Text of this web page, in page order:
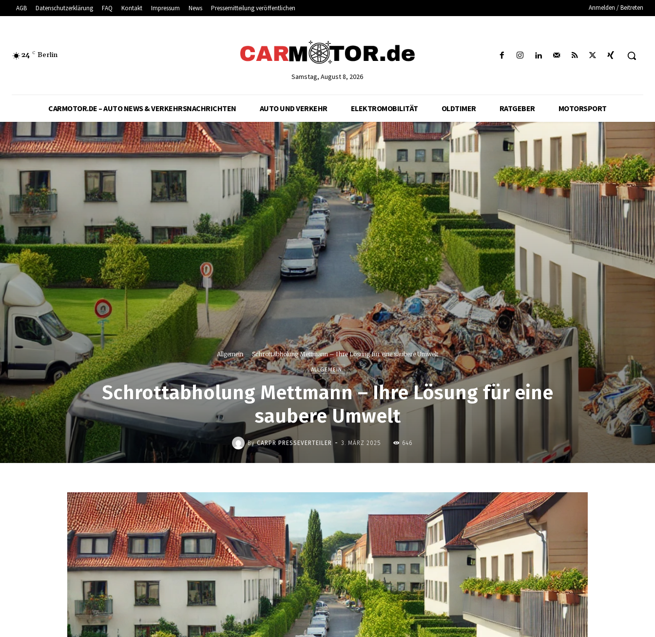
AGB Datenschutzerklärung FAQ Kontakt Impressum News Pressemitteilung veröffentlichen Anmelden / Beitreten
24 C Berlin
Samstag, August 8, 2026
CARMOTOR.DE – AUTO NEWS & VERKEHRSNACHRICHTEN AUTO UND VERKEHR ELEKTROMOBILITÄT OLDTIMER RATGEBER MOTORSPORT
Allgemein Schrottabholung Mettmann – Ihre Lösung für eine saubere Umwelt
ALLGEMEIN
Schrottabholung Mettmann – Ihre Lösung für eine
saubere Umwelt
By CARPR PRESSEVERTEILER - 3. MÄRZ 2025 646